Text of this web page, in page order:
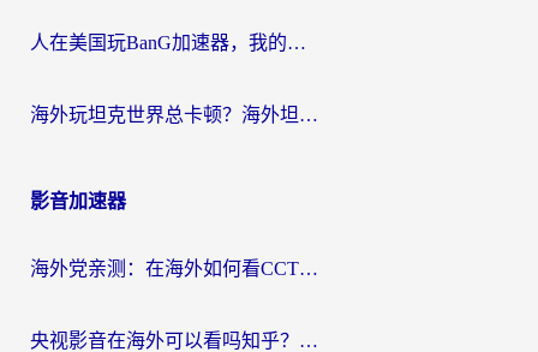
人在美国玩BanG加速器，我的延迟终于绿了
海外玩坦克世界总卡顿？海外坦克世界加速器有哪些？实测好用的选择在这里
影音加速器
海外党亲测：在海外如何看CCTV？告别“仅限大陆播放”的实用指南
央视影音在海外可以看吗知乎？留学生亲测：3步解决地域限制+追剧自由